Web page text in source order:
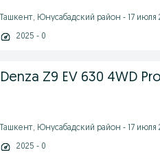
Ташкент, Юнусабадский район - 17 июля
2025 - 0
Denza Z9 EV 630 4WD
Ташкент, Юнусабадский район - 17 июля
2025 - 0